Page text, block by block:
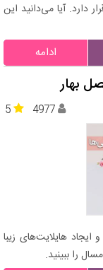
دارد. آیا می‌دانید این
ادامه
بهار
5 4977
ایجاد هایلایت‌های زیبا
را ببینید.